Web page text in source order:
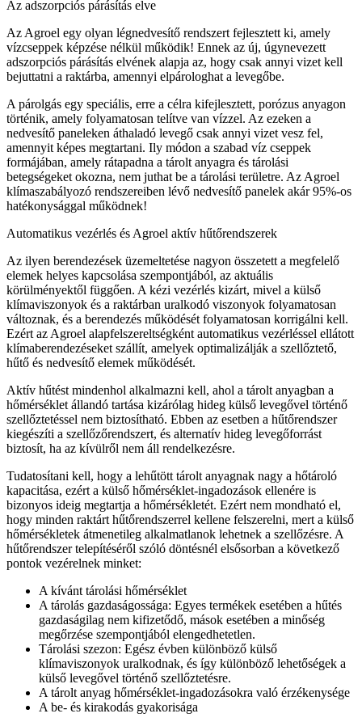
Az adszorpciós párásítás elve
Az Agroel egy olyan légnedvesítő rendszert fejlesztett ki, amely
vízcseppek képzése nélkül működik! Ennek az új, úgynevezett
adszorpciós párásítás elvének alapja az, hogy csak annyi vizet kell
bejuttatni a raktárba, amennyi elpárologhat a levegőbe.
A párolgás egy speciális, erre a célra kifejlesztett, porózus anyagon
történik, amely folyamatosan telítve van vízzel. Az ezeken a
nedvesítő paneleken áthaladó levegő csak annyi vizet vesz fel,
amennyit képes megtartani. Ily módon a szabad víz cseppek
formájában, amely rátapadna a tárolt anyagra és tárolási
betegségeket okozna, nem juthat be a tárolási területre. Az Agroel
klímaszabályozó rendszereiben lévő nedvesítő panelek akár 95%-os
hatékonysággal működnek!
Automatikus vezérlés és Agroel aktív hűtőrendszerek
Az ilyen berendezések üzemeltetése nagyon összetett a megfelelő
elemek helyes kapcsolása szempontjából, az aktuális
körülményektől függően. A kézi vezérlés kizárt, mivel a külső
klímaviszonyok és a raktárban uralkodó viszonyok folyamatosan
változnak, és a berendezés működését folyamatosan korrigálni kell.
Ezért az Agroel alapfelszereltségként automatikus vezérléssel ellátott
klímaberendezéseket szállít, amelyek optimalizálják a szellőztető,
hűtő és nedvesítő elemek működését.
Aktív hűtést mindenhol alkalmazni kell, ahol a tárolt anyagban a
hőmérséklet állandó tartása kizárólag hideg külső levegővel történő
szellőztetéssel nem biztosítható. Ebben az esetben a hűtőrendszer
kiegészíti a szellőzőrendszert, és alternatív hideg levegőforrást
biztosít, ha az kívülről nem áll rendelkezésre.
Tudatosítani kell, hogy a lehűtött tárolt anyagnak nagy a hőtároló
kapacitása, ezért a külső hőmérséklet-ingadozások ellenére is
bizonyos ideig megtartja a hőmérsékletét. Ezért nem mondható el,
hogy minden raktárt hűtőrendszerrel kellene felszerelni, mert a külső
hőmérsékletek átmenetileg alkalmatlanok lehetnek a szellőzésre. A
hűtőrendszer telepítéséről szóló döntésnél elsősorban a következő
pontok vezérelnek minket:
A kívánt tárolási hőmérséklet
A tárolás gazdaságossága: Egyes termékek esetében a hűtés
gazdaságilag nem kifizetődő, mások esetében a minőség
megőrzése szempontjából elengedhetetlen.
Tárolási szezon: Egész évben különböző külső
klímaviszonyok uralkodnak, és így különböző lehetőségek a
külső levegővel történő szellőztetésre.
A tárolt anyag hőmérséklet-ingadozásokra való érzékenysége
A be- és kirakodás gyakorisága